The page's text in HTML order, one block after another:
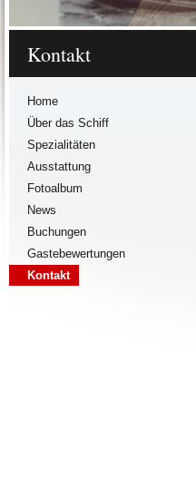
Kontakt
Home
Über das Schiff
Spezialitäten
Ausstattung
Fotoalbum
News
Buchungen
Gastebewertungen
Kontakt